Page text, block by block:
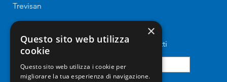
Trevisan
Iscriviti alla newsletter
Resta sempre aggiornato sui nostri prodotti
×
Questo sito web utilizza
cookie
Questo sito web utilizza i cookie per
migliorare la tua esperienza di navigazione.